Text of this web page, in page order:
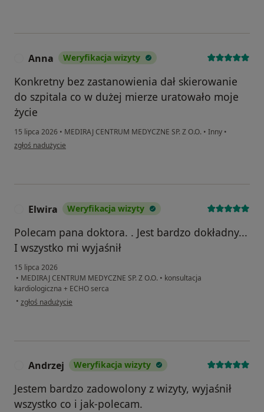
Anna Weryfikacja wizyty
Konkretny bez zastanowienia dał skierowanie
do szpitala co w dużej mierze uratowało moje
życie
15 lipca 2026 • MEDIRAJ CENTRUM MEDYCZNE SP. Z O.O. • Inny •
w opinii użytkownika Anna
zgłoś nadużycie
Elwira Weryfikacja wizyty
Polecam pana doktora. . Jest bardzo dokładny...
I wszystko mi wyjaśnił
15 lipca 2026
• MEDIRAJ CENTRUM MEDYCZNE SP. Z O.O. • konsultacja
kardiologiczna + ECHO serca
• w opinii użytkownika Elwira
zgłoś nadużycie
Andrzej Weryfikacja wizyty
Jestem bardzo zadowolony z wizyty, wyjaśnił
wszystko co i jak-polecam.